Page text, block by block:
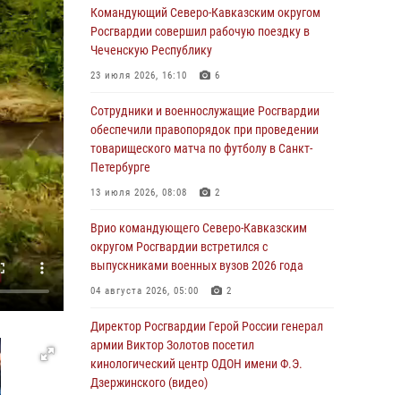
07 августа 2026, 09:52
В Росгвардии завершился методический
сбор с руководящим составом военно-
07 августа 2026, 09:05 3
Мастер-класс по боевым искусствам провели
росгвардейцы в Херсонской области
07 августа 2026, 08:49
Росгвардейцы задержали хулигана,
пугавшего пневматическим пистолетом
граждан центре Санкт-Петербурга
07 августа 2026, 08:33 2
В центре Москвы росгвардейцы задержали
мужчину, пытавшегося проникнуть на
охраняемый объект через крышу (видео)
07 августа 2026, 08:04
Командующий Северо-Кавказским округом
Росгвардии совершил рабочую поездку в
Чеченскую Республику
23 июля 2026, 16:10 6
Сотрудники и военнослужащие Росгвардии
обеспечили правопорядок при проведении
товарищеского матча по футболу в Санкт-
Петербурге
13 июля 2026, 08:08 2
Врио командующего Северо-Кавказским
округом Росгвардии встретился с
выпускниками военных вузов 2026 года
04 августа 2026, 05:00 2
Директор Росгвардии Герой России генерал
армии Виктор Золотов посетил
кинологический центр ОДОН имени Ф.Э.
Дзержинского (видео)